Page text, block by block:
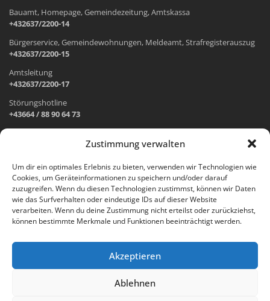
Zustimmung verwalten
Um dir ein optimales Erlebnis zu bieten, verwenden wir Technologien wie
Cookies, um Geräteinformationen zu speichern und/oder darauf
zuzugreifen. Wenn du diesen Technologien zustimmst, können wir Daten
wie das Surfverhalten oder eindeutige IDs auf dieser Website
verarbeiten. Wenn du deine Zustimmung nicht erteilst oder zurückziehst,
können bestimmte Merkmale und Funktionen beeinträchtigt werden.
Akzeptieren
Ablehnen
Bauamt, Homepage, Gemeindezeitung, Amtskassa
+432637/2200-14
Bürgerservice, Gemeindewohnungen, Meldeamt, Strafregisterauszug
+432637/2200-15
Amtsleitung
+432637/2200-17
Störungshotline
+43664 / 88 90 64 73
Wr. Neustädter Straße 1
2733 Grünbach am Schneeberg
Öffnungszeiten Gemeindeamt:
Montag: 8.00 – 12.00 Uhr und 14.00 – 18.00 Uhr
Freitag: 8.00 – 12.00 Uhr
Email: